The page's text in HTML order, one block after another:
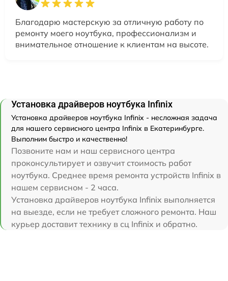
Благодарю мастерскую за отличную работу по
ремонту моего ноутбука, профессионализм и
внимательное отношение к клиентам на высоте.
Установка драйверов ноутбука Infinix
Установка драйверов ноутбука Infinix - несложная задача
для нашего сервисного центра Infinix в Екатеринбурге.
Выполним быстро и качественно!
Позвоните нам и наш сервисного центра
проконсультирует и озвучит стоимость работ
ноутбука. Среднее время ремонта устройств Infinix в
нашем сервисном - 2 часа.
Установка драйверов ноутбука Infinix выполняется
на выезде, если не требует сложного ремонта. Наш
курьер доставит технику в сц Infinix и обратно.